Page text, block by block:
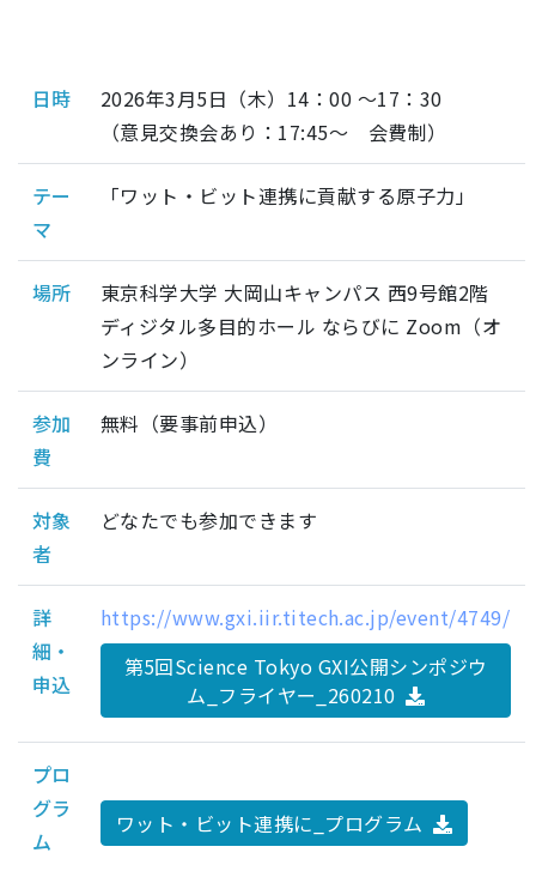
日時
2026年3月5日（木）14：00 ～17：30
（意見交換会あり：17:45～ 会費制）
テー
マ
「ワット・ビット連携に貢献する原子力」
場所
東京科学大学 大岡山キャンパス 西9号館2階
ディジタル多目的ホール ならびに Zoom（オ
ンライン）
参加
費
無料（要事前申込）
対象
者
どなたでも参加できます
詳
細・
申込
https://www.gxi.iir.titech.ac.jp/event/4749/
第5回Science Tokyo GXI公開シンポジウ
ム_フライヤー_260210
プロ
グラ
ム
ワット・ビット連携に_プログラム